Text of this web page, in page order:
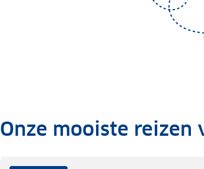
.Onze mooiste reizen